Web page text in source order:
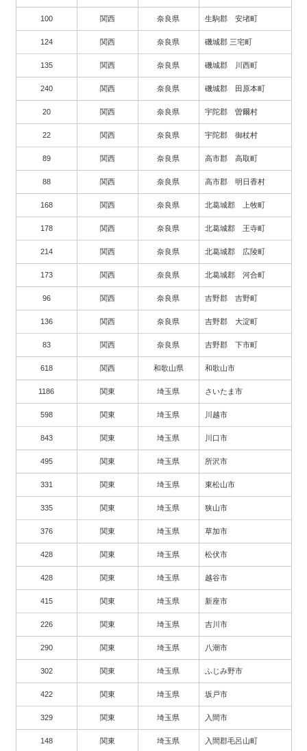
100 関西 奈良県 生駒郡 安堵町
124 関西 奈良県 磯城郡 三宅町
135 関西 奈良県 磯城郡 川西町
240 関西 奈良県 磯城郡 田原本町
20 関西 奈良県 宇陀郡 曽爾村
22 関西 奈良県 宇陀郡 御杖村
89 関西 奈良県 高市郡 高取町
88 関西 奈良県 高市郡 明日香村
168 関西 奈良県 北葛城郡 上牧町
178 関西 奈良県 北葛城郡 王寺町
214 関西 奈良県 北葛城郡 広陵町
173 関西 奈良県 北葛城郡 河合町
96 関西 奈良県 吉野郡 吉野町
136 関西 奈良県 吉野郡 大淀町
83 関西 奈良県 吉野郡 下市町
618 関西 和歌山県 和歌山市
1186 関東 埼玉県 さいたま市
598 関東 埼玉県 川越市
843 関東 埼玉県 川口市
495 関東 埼玉県 所沢市
331 関東 埼玉県 東松山市
335 関東 埼玉県 狭山市
376 関東 埼玉県 草加市
428 関東 埼玉県 松伏市
428 関東 埼玉県 越谷市
415 関東 埼玉県 新座市
226 関東 埼玉県 吉川市
290 関東 埼玉県 八潮市
302 関東 埼玉県 ふじみ野市
422 関東 埼玉県 坂戸市
329 関東 埼玉県 入間市
148 関東 埼玉県 入間郡毛呂山町